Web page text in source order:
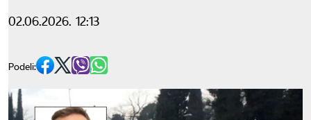
02.06.2026. 12:13
Podeli: